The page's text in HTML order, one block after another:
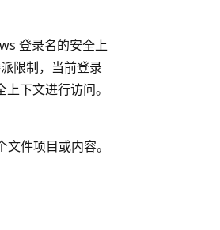
登录名的安全上
限制，当前登录
下文进行访问。
件项目或内容。